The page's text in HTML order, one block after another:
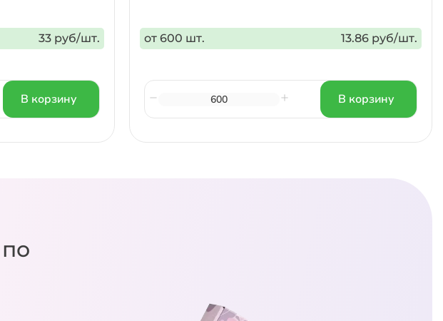
33 руб/шт.
В корзину
от 600 шт. 13.86 руб/шт.
В корзину
по